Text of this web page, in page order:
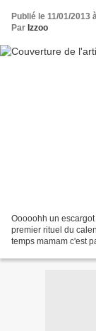
Publié le 11/01/2013
Par Izzoo
Ooooohh un
premier rituel du
temps mamam c'est